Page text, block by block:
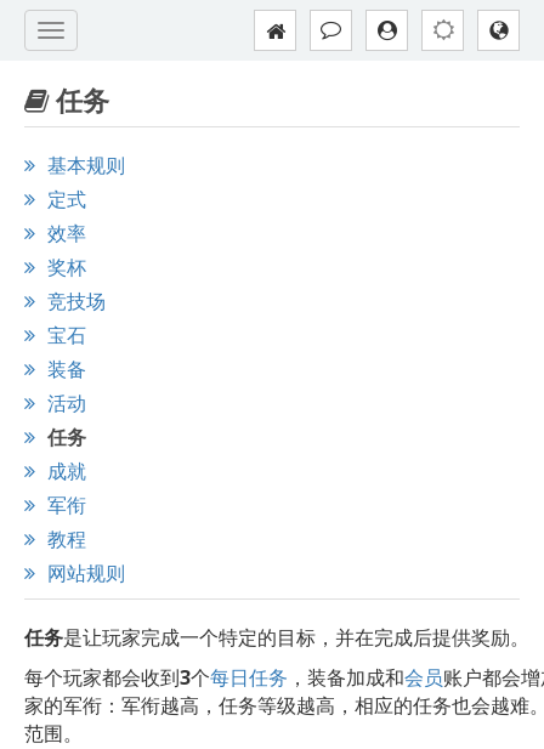
任务
基本规则
定式
效率
奖杯
竞技场
宝石
装备
活动
任务
成就
军衔
教程
网站规则
任务是让玩家完成一个特定的目标，并在完成后提供奖励。
每个玩家都会收到3个每日任务 ，装备加成和会员账户都会
家的军衔：军衔越高，任务等级越高，相应的任务也会越难
范围。